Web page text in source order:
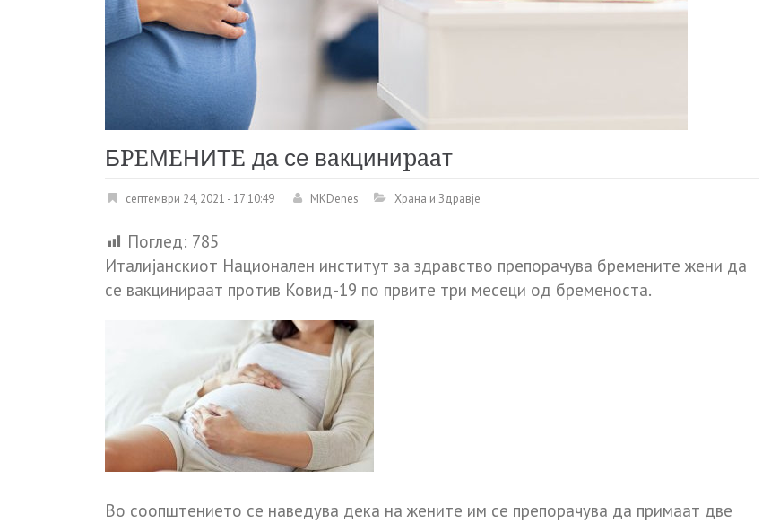
БPEМEНИТE да се вaкциниpaaт
септември 24, 2021 - 17:10:49 MKDenes Храна и Здравје
Поглед: 785
Италијанскиот Национален институт за здравство препорачува бремените жени да
се вакцинираат против Ковид-19 по првите три месеци од бременоста.
Во соопштението се наведува дека на жените им се препорачува да примаат две